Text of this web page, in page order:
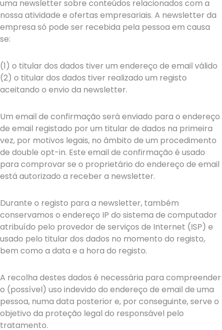
uma newsletter sobre conteúdos relacionados com a
nossa atividade e ofertas empresariais. A newsletter da
empresa só pode ser recebida pela pessoa em causa
se:
(1) o titular dos dados tiver um endereço de email válido
(2) o titular dos dados tiver realizado um registo
aceitando o envio da newsletter.
Um email de confirmação será enviado para o endereço
de email registado por um titular de dados na primeira
vez, por motivos legais, no âmbito de um procedimento
de double opt-in. Este email de confirmação é usado
para comprovar se o proprietário do endereço de email
está autorizado a receber a newsletter.
Durante o registo para a newsletter, também
conservamos o endereço IP do sistema de computador
atribuído pelo provedor de serviços de Internet (ISP) e
usado pelo titular dos dados no momento do registo,
bem como a data e a hora do registo.
A recolha destes dados é necessária para compreender
o (possível) uso indevido do endereço de email de uma
pessoa, numa data posterior e, por conseguinte, serve o
objetivo da proteção legal do responsável pelo
tratamento.